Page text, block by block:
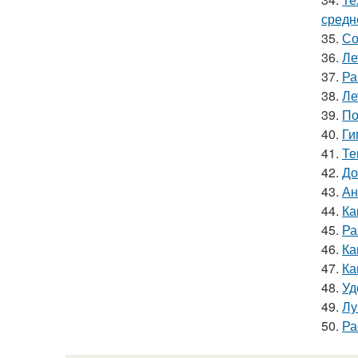
35.
36.
37.
38.
39.
40.
41.
42.
43.
44.
45.
46.
47.
48.
49.
50.